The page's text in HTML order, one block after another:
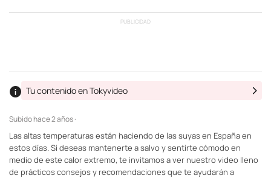
PUBLICIDAD
Subidohace 2 años ·
Tu contenido en Tokyvideo
Las altas temperaturas están haciendo de las suyas en España en
estos días. Si deseas mantenerte a salvo y sentirte cómodo en
medio de este calor extremo, te invitamos a ver nuestro video lleno
de prácticos consejos y recomendaciones que te ayudarán a